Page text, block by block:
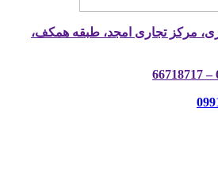
مرکز تجاری امجد، طبقه همکف،